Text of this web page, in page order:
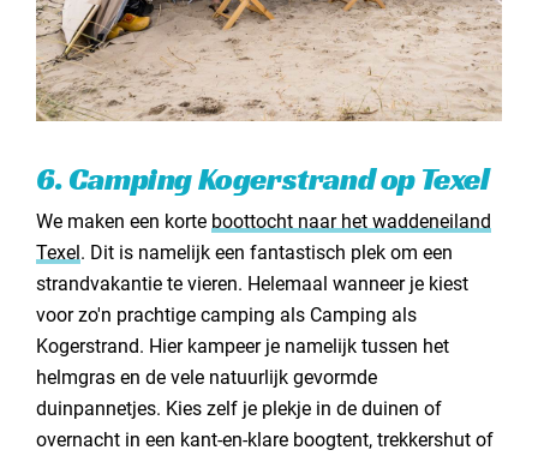
6. Camping Kogerstrand op Texel
We maken een korte boottocht naar het waddeneiland
Texel. Dit is namelijk een fantastisch plek om een
strandvakantie te vieren. Helemaal wanneer je kiest
voor zo'n prachtige camping als Camping als
Kogerstrand. Hier kampeer je namelijk tussen het
helmgras en de vele natuurlijk gevormde
duinpannetjes. Kies zelf je plekje in de duinen of
overnacht in een kant-en-klare boogtent, trekkershut of